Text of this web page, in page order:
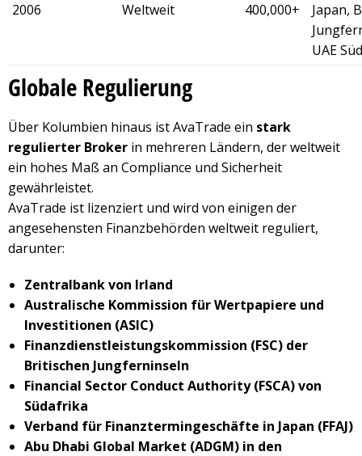
2006 Weltweit 400,000+
Japan,
UAE
Globale Regulierung
Über Kolumbien hinaus ist AvaTrade ein stark
regulierter Broker in mehreren Ländern, der weltweit
ein hohes Maß an Compliance und Sicherheit
gewährleistet.
AvaTrade ist lizenziert und wird von einigen der
angesehensten Finanzbehörden weltweit reguliert,
darunter:
Zentralbank von Irland
Australische Kommission für Wertpapiere und
Investitionen (ASIC)
Finanzdienstleistungskommission (FSC) der
Britischen Jungferninseln
Financial Sector Conduct Authority (FSCA) von
Südafrika
Verband für Finanztermingeschäfte in Japan (FFAJ)
Abu Dhabi Global Market (ADGM) in den